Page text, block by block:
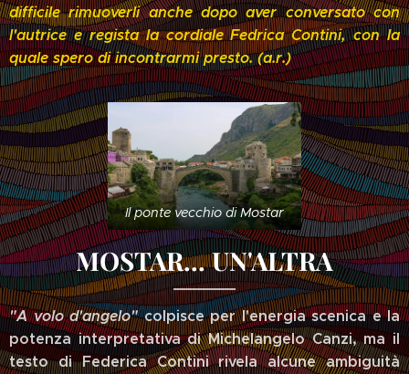
difficile rimuoverli anche dopo aver conversato con
l'autrice e regista la cordiale Fedrica Contini, con la
quale spero di incontrarmi presto. (a.r.)
Il ponte vecchio di Mostar
MOSTAR... UN'ALTRA
"A volo d'angelo"colpisce per l'energia scenica e la
potenza interpretativa di Michelangelo Canzi, ma il
testo di Federica Contini rivela alcune ambiguità